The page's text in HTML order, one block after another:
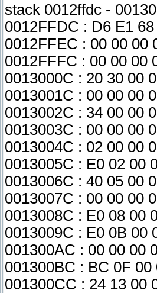
stack 0012ffdc -
0012FFDC : D6 E1
0012FFEC : 00 00 00
0012FFFC : 00 00 00
0013000C : 20 30 00
0013001C : 00 00 00
0013002C : 34 00 00
0013003C : 00 00 00
0013004C : 02 00 00
0013005C : E0 02 00
0013006C : 40 05 00
0013007C : 00 00 00
0013008C : E0 08 00
0013009C : E0 0B 00
001300AC : 00 00 00
001300BC : BC 0F
001300CC : 24 13 00